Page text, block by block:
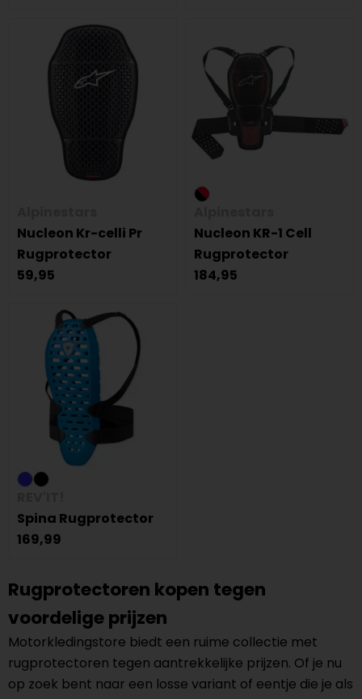
Nucleon Kr-celli Pr
Rugprotector
59,95
Nucleon KR-1 Cell
Rugprotector
184,95
Spina Rugprotector
169,99
Rugprotectoren kopen tegen
voordelige prijzen
Motorkledingstore biedt een ruime collectie met
rugprotectoren tegen aantrekkelijke prijzen. Of je nu
op zoek bent naar een losse variant of eentje die je als